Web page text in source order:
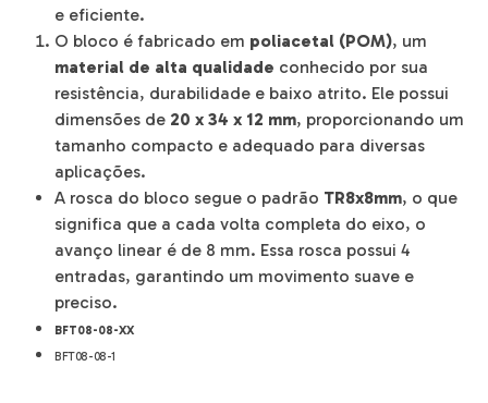
e eficiente.
O bloco é fabricado em poliacetal (POM), um
material de alta qualidade conhecido por sua
resistência, durabilidade e baixo atrito. Ele possui
dimensões de 20 x 34 x 12 mm, proporcionando um
tamanho compacto e adequado para diversas
aplicações.
A rosca do bloco segue o padrão TR8x8mm, o que
significa que a cada volta completa do eixo, o
avanço linear é de 8 mm. Essa rosca possui 4
entradas, garantindo um movimento suave e
preciso.
BFT08-08-XX
BFT08-08-1